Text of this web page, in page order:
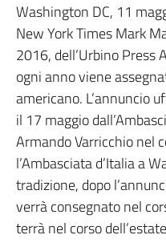
Washington DC, 11
New York Times Mark
2016, dell’Urbino Press
ogni anno viene
americano. L’annuncio
il 17 maggio
Armando Varricchio nel
l’Ambasciata d’Italia a
tradizione, dopo
verrà consegnato nel
terrà nel corso